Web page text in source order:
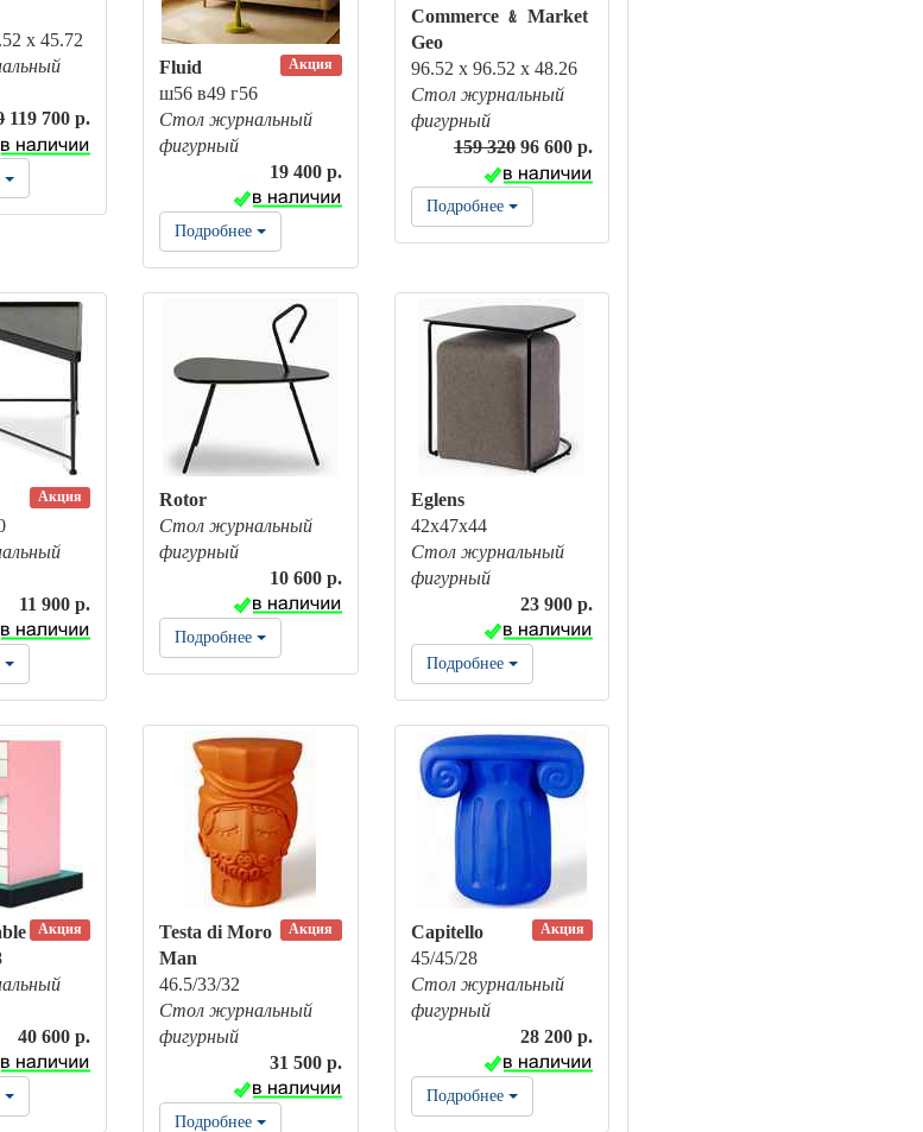
x 45.72
119 700 р.
Акция
Fluid
ш56 в49 г56
Стол журнальный
фигурный
19 400 р.
Подробнее
Commerce ﹠ Market
Geo
96.52 x 96.52 x 48.26
Стол журнальный
фигурный
159 320 96 600 р.
Подробнее
Акция
11 900 р.
Rotor
Стол журнальный
фигурный
10 600 р.
Подробнее
Eglens
42х47х44
Стол журнальный
фигурный
23 900 р.
Подробнее
Акция
40 600 р.
Акция
Testa di Moro
Man
46.5/33/32
Стол журнальный
фигурный
31 500 р.
Подробнее
Акция
Capitello
45/45/28
Стол журнальный
фигурный
28 200 р.
Подробнее